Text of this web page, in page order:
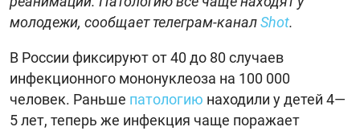
молодежи, сообщает телеграм-каналShot.
В России фиксируют от 40 до 80 случаев
инфекционного мононуклеоза на 100 000
человек. Раньше патологию находили у детей 4—
5 лет, теперь же инфекция чаще поражает